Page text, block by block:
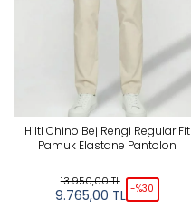
Hiltl Chino Bej Rengi Regular Fit
Pamuk Elastane Pantolon
13.950,00TL
9.765,00 TL -%30